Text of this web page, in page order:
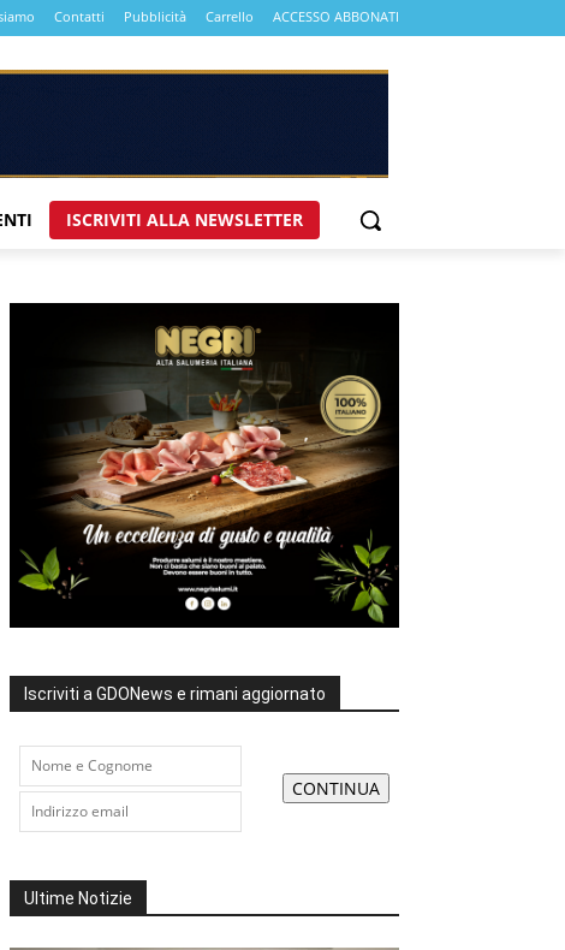
Contatti Pubblicità Carrello ACCESSO ABBONATI
ISCRIVITI ALLA NEWSLETTER
Iscriviti a GDONews e rimani aggiornato
Ultime Notizie